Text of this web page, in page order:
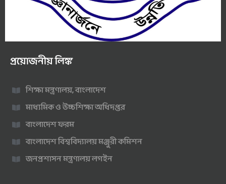
প্রয়োজনীয় লিঙ্ক
শিক্ষা মন্ত্রণালয়, বাংলাদেশ
মাধ্যমিক ও উচ্চশিক্ষা অধিদপ্তর
বাংলাদেশ ফরম
বাংলাদেশ বিশ্ববিদ্যালয় মঞ্জুরী কমিশন
জনপ্রশাসন মন্ত্রণালয় লগইন